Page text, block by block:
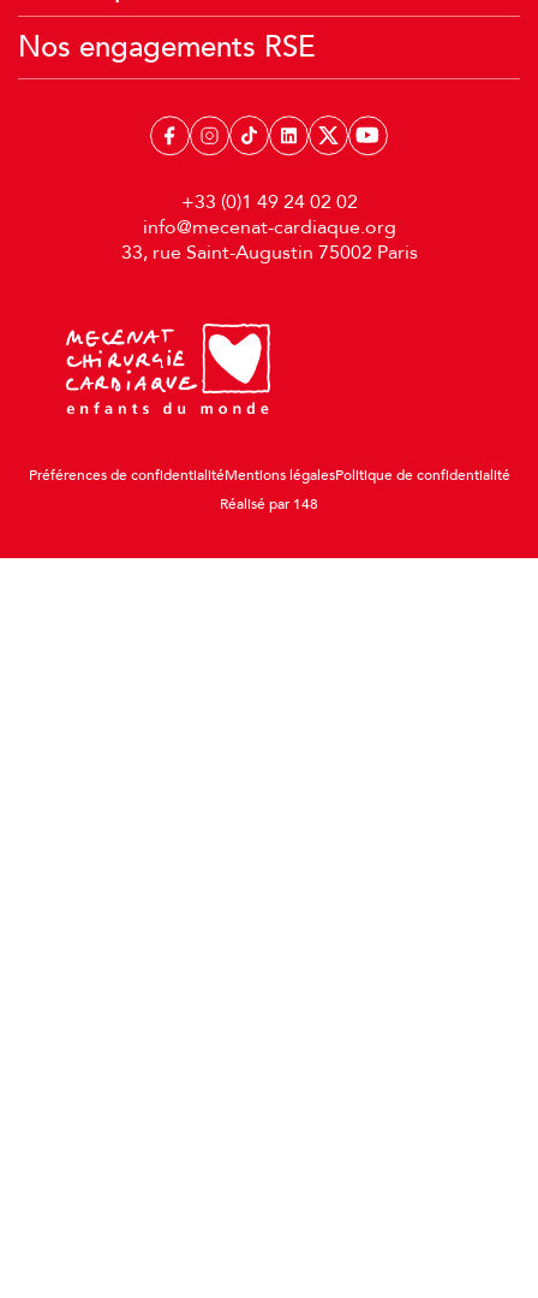
Nos engagements RSE
+33 (0)1 49 24 02 02
info@mecenat-cardiaque.org
33, rue Saint-Augustin 75002 Paris
Préférences de confidentialitéMentions légalesPolitique de confidentialité
Réalisé par 148